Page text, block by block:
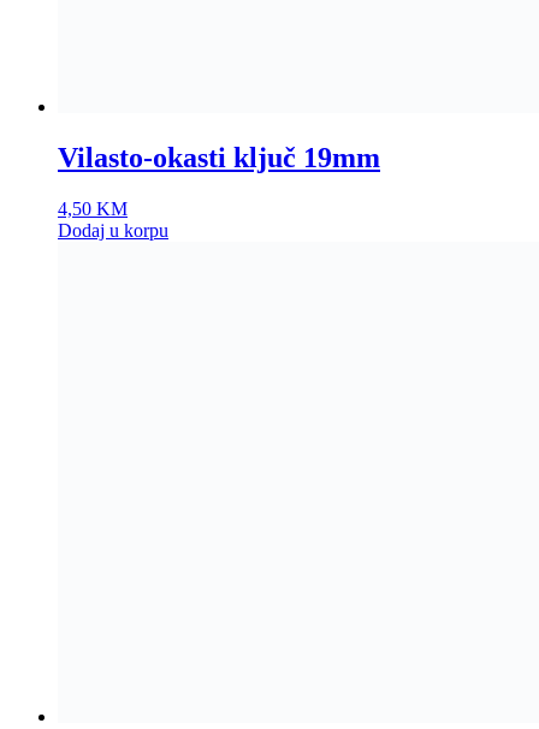
Vilasto-okasti ključ 19mm
4,50 KM
Dodaj u korpu